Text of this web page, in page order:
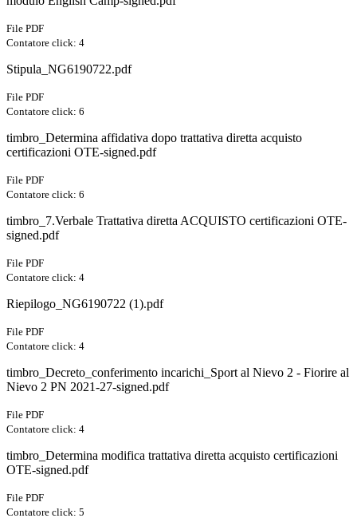
File PDF
Contatore click: 4
Stipula_NG6190722.pdf
File PDF
Contatore click: 6
timbro_Determina affidativa dopo trattativa diretta acquisto
certificazioni OTE-signed.pdf
File PDF
Contatore click: 6
timbro_7.Verbale Trattativa diretta ACQUISTO certificazioni OTE-
signed.pdf
File PDF
Contatore click: 4
Riepilogo_NG6190722 (1).pdf
File PDF
Contatore click: 4
timbro_Decreto_conferimento incarichi_Sport al Nievo 2 - Fiorire al
Nievo 2 PN 2021-27-signed.pdf
File PDF
Contatore click: 4
timbro_Determina modifica trattativa diretta acquisto certificazioni
OTE-signed.pdf
File PDF
Contatore click: 5